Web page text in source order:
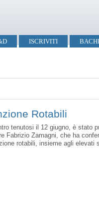
ISCRIVITI
Rotabili
tenutosi il 12 giugno, è stato
Fabrizio Zamagni, che ha
rotabili, insieme agli elevati